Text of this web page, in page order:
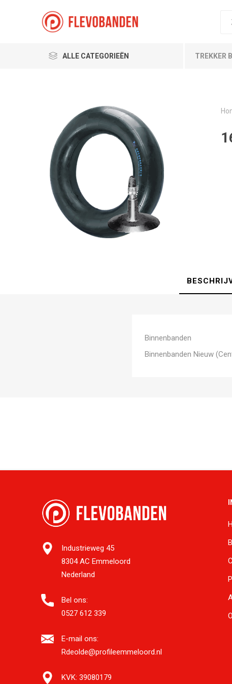
ALLE CATEGORIEËN TREKKER
Binnenbanden
Binnenbanden Nieuw
Industrieweg 45
8304 AC Emmeloord
Nederland
Bel ons:
0527 612 339
E-mail ons:
Rdeolde@profileemmeloord.nl
KVK: 39080179